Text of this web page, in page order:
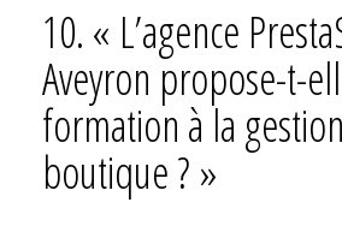
10. « L’agence
Aveyron propose-t-
formation à la
boutique ? »